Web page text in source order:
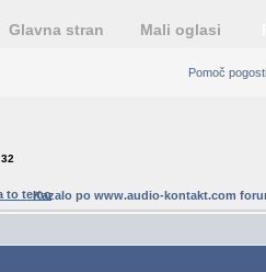
Glavna stran Mali oglasi
Pomoč
32
Kazalo po www.audio-kontakt.com